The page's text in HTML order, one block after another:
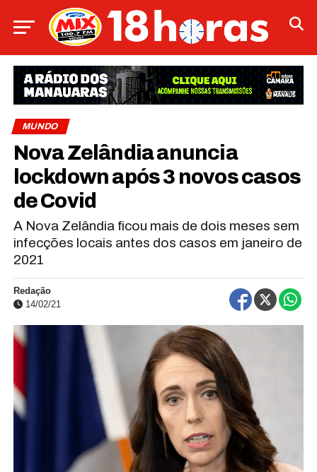
MUNDO
Nova Zelândia anuncia
lockdown após 3 novos casos
de Covid
A Nova Zelândia ficou mais de dois meses sem
infecções locais antes dos casos em janeiro de
2021
Redação
14/02/21